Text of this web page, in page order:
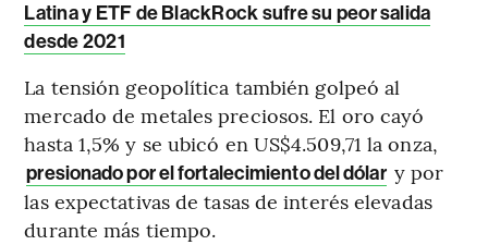
Latina y ETF de BlackRock sufre su peor salida
desde 2021
La tensión geopolítica también golpeó al
mercado de metales preciosos. El oro cayó
hasta 1,5% y se ubicó en US$4.509,71 la onza,
presionado por el fortalecimiento del dólar y por
las expectativas de tasas de interés elevadas
durante más tiempo.